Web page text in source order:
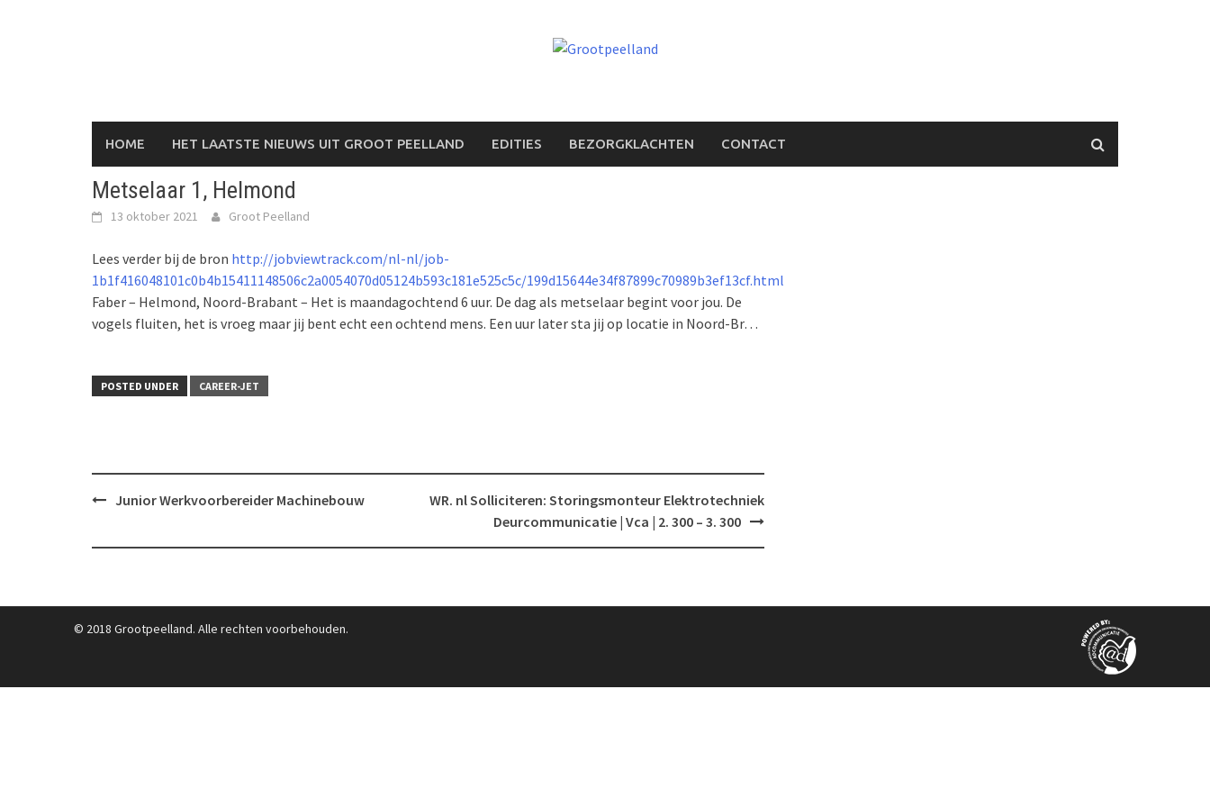
HOME HET LAATSTE NIEUWS UIT GROOT PEELLAND EDITIES BEZORGKLACHTEN CONTACT
Metselaar 1, Helmond
13 oktober 2021 Groot Peelland
Lees verder bij de bron http://jobviewtrack.com/nl-nl/job-
1b1f416048101c0b4b15411148506c2a0054070d05124b593c181e525c5c/199d15644e34f87899c70989b3ef13cf.html
Faber – Helmond, Noord-Brabant – Het is maandagochtend 6 uur. De dag als metselaar begint voor jou. De
vogels fluiten, het is vroeg maar jij bent echt een ochtend mens. Een uur later sta jij op locatie in Noord-Br…
POSTED UNDER CAREER-JET
PostJunior Werkvoorbereider Machinebouw
WR. nl Solliciteren: Storingsmonteur Elektrotechniek
Deurcommunicatie | Vca | 2. 300 – 3. 300
© 2018 Grootpeelland. Alle rechten voorbehouden.